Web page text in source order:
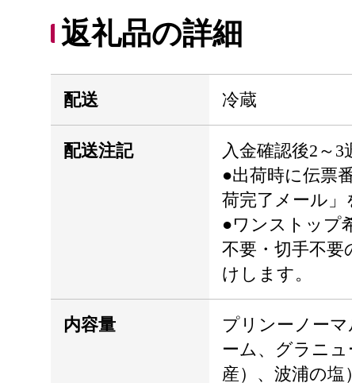
返礼品の詳細
配送 冷蔵
配送注記
入金確認後2～3
●出荷時に伝票
荷完了メール」
●ワンストップ
不要・切手不要
けします。
内容量
プリンーノーマ
ーム、グラニュ
産）、波浦の塩）